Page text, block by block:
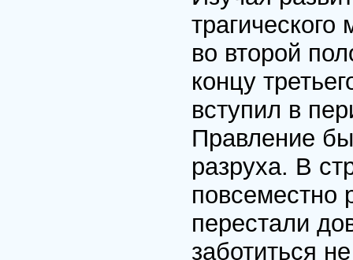
во второй
концу
вступил в
Правление
разруха. В
повсеместно
перестали
заботиться